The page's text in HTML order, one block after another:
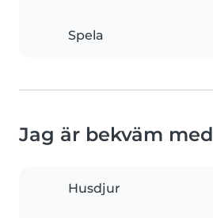
Spela
Jag är bekväm med
Husdjur